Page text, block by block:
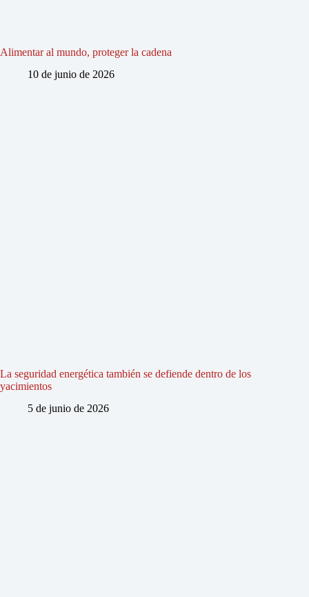
Alimentar al mundo, proteger la cadena
10 de junio de 2026
La seguridad energética también se defiende dentro de los
yacimientos
5 de junio de 2026